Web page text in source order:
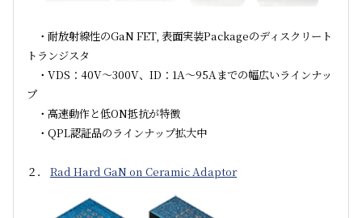
・耐放射線性のGaN FET, 表面実装Packageのディスクリート
トランジスタ
・VDS：40V～300V、ID：1A～95Aまでの幅広いラインナッ
プ
・高速動作と低ON抵抗が特徴
・QPL認証品のラインナップ拡大中
２． Rad Hard GaN on Ceramic Adaptor